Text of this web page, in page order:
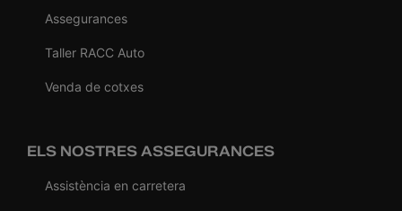
Assegurances
Taller RACC Auto
Venda de cotxes
ELS NOSTRES ASSEGURANCES
Assistència en carretera